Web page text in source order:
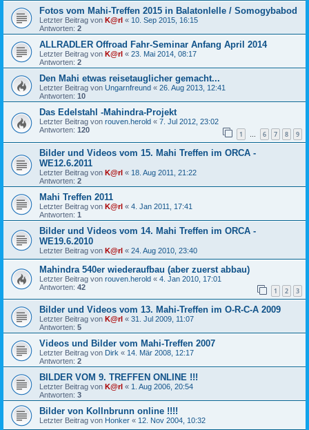
Fotos vom Mahi-Treffen 2015 in Balatonlelle / Somogybabod
Letzter Beitrag von K@rl « 10. Sep 2015, 16:15
Antworten: 2
ALLRADLER Offroad Fahr-Seminar Anfang April 2014
Letzter Beitrag von K@rl « 23. Mai 2014, 08:17
Antworten: 2
Den Mahi etwas reisetauglicher gemacht...
Letzter Beitrag von Ungarnfreund « 26. Aug 2013, 12:41
Antworten: 10
Das Edelstahl -Mahindra-Projekt
Letzter Beitrag von rouven.herold « 7. Jul 2012, 23:02
Antworten: 120 1 … 6 7 8 9
Bilder und Videos vom 15. Mahi Treffen im ORCA -
WE12.6.2011
Letzter Beitrag von K@rl « 18. Aug 2011, 21:22
Antworten: 2
Mahi Treffen 2011
Letzter Beitrag von K@rl « 4. Jan 2011, 17:41
Antworten: 1
Bilder und Videos vom 14. Mahi Treffen im ORCA -
WE19.6.2010
Letzter Beitrag von K@rl « 24. Aug 2010, 23:40
Mahindra 540er wiederaufbau (aber zuerst abbau)
Letzter Beitrag von rouven.herold « 4. Jan 2010, 17:01
Antworten: 42 1 2 3
Bilder und Videos vom 13. Mahi-Treffen im O-R-C-A 2009
Letzter Beitrag von K@rl « 31. Jul 2009, 11:07
Antworten: 5
Videos und Bilder vom Mahi-Treffen 2007
Letzter Beitrag von Dirk « 14. Mär 2008, 12:17
Antworten: 2
BILDER VOM 9. TREFFEN ONLINE !!!
Letzter Beitrag von K@rl « 1. Aug 2006, 20:54
Antworten: 3
Bilder von Kollnbrunn online !!!!
Letzter Beitrag von Honker « 12. Nov 2004, 10:32